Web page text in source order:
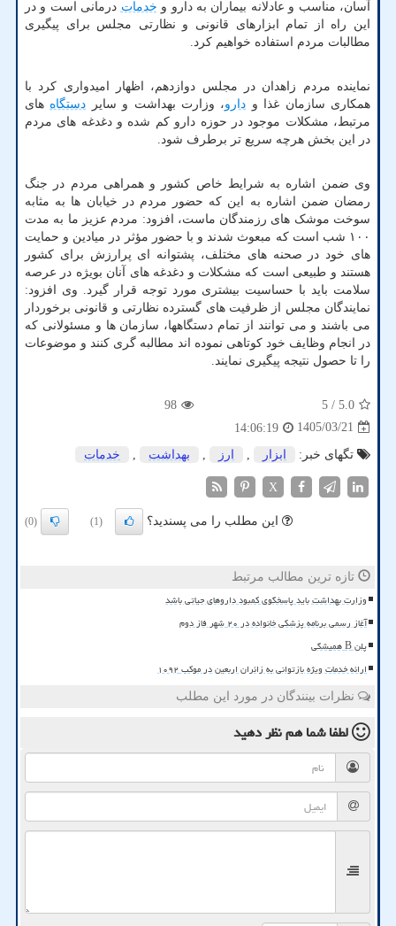
آسان، مناسب و عادلانه بیماران به دارو و خدمات درمانی است و در
این راه از تمام ابزارهای قانونی و نظارتی مجلس برای پیگیری
مطالبات مردم استفاده خواهیم کرد.
نماینده مردم زاهدان در مجلس دوازدهم، اظهار امیدواری کرد با
همکاری سازمان غذا و دارو، وزارت بهداشت و سایر دستگاه های
مرتبط، مشکلات موجود در حوزه دارو کم شده و دغدغه های مردم
در این بخش هرچه سریع تر برطرف شود.
وی ضمن اشاره به شرایط خاص کشور و همراهی مردم در جنگ
رمضان ضمن اشاره به این که حضور مردم در خیابان ها به مثابه
سوخت موشک های رزمندگان ماست، افزود: مردم عزیز ما به مدت
۱۰۰ شب است که مبعوث شدند و با حضور مؤثر در میادین و حمایت
های خود در صحنه های مختلف، پشتوانه ای پرارزش برای کشور
هستند و طبیعی است که مشکلات و دغدغه های آنان بویژه در عرصه
سلامت باید با حساسیت بیشتری مورد توجه قرار گیرد. وی افزود:
نمایندگان مجلس از ظرفیت های گسترده نظارتی و قانونی برخوردار
می باشند و می توانند از تمام دستگاهها، سازمان ها و مسئولانی که
در انجام وظایف خود کوتاهی نموده اند مطالبه گری کنند و موضوعات
را تا حصول نتیجه پیگیری نمایند.
5.0
/ 5
98
1405/03/21
14:06:19
تگهای خبر:
ابزار , ارز , بهداشت , خدمات
X
این مطلب را می پسندید؟ (1)
(0)
تازه ترین مطالب مرتبط
وزارت بهداشت باید پاسخگوی کمبود داروهای حیاتی باشد
آغاز رسمی برنامه پزشکی خانواده در ۲۰ شهر فاز دوم
پلن B همیشگی
ارائه خدمات ویژه بازتوانی به زائران اربعین در موکب ۱۰۹۲
نظرات بینندگان در مورد این مطلب
لطفا شما همنظر دهید